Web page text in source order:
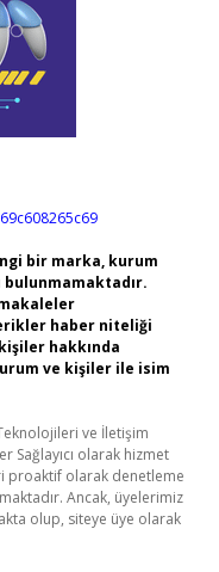
bir marka, kurum
bulunmamaktadır.
makaleler
haber niteliği
hakkında
ve kişiler ile isim
ve İletişim
Sağlayıcı olarak hizmet
proaktif olarak denetleme
Ancak, üyelerimiz
olup, siteye üye olarak